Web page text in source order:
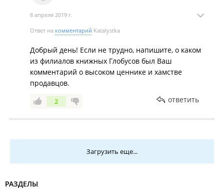
8 апреля 2019 г.
Ответ на комментарий Katalystka
Добрый день! Если не трудно, напишите, о каком
из филиалов книжных Глобусов был Ваш
комментарий о высоком ценнике и хамстве
продавцов.
2 ответить
Загрузить еще...
РАЗДЕЛЫ